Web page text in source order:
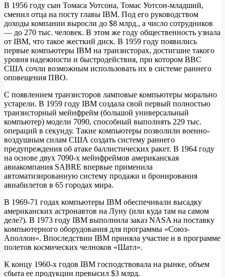
В 1956 году сын Томаса Уотсона, Томас Уотсон-младший,
сменил отца на посту главы IBM. Под его руководством
доходы компании выросли до $8 млрд., а число сотрудников
— до 270 тыс. человек. В этом же году общественность узнала
от IBM, что такое жесткий диск. В 1959 году появились
первые компьютеры IBM на транзисторах, достигшие такого
уровня надежности и быстродействия, при котором ВВС
США сочли возможным использовать их в системе раннего
оповещения ПВО.
С появлением транзисторов ламповые компьютеры морально
устарели. В 1959 году IBM создала свой первый полностью
транзисторный мейнфрейм (большой универсальный
компьютер) модели 7090, способный выполнять 229 тыс.
операций в секунду. Такие компьютеры позволили военно-
воздушным силам США создать систему раннего
предупреждения об атаке баллистических ракет. В 1964 году
на основе двух 7090-х мейнфреймов американская
авиакомпания SABRE впервые применила
автоматизированную систему продажи и бронирования
авиабилетов в 65 городах мира.
В 1969-71 годах компьютеры IBM обеспечивали высадку
американских астронавтов на Луну (или куда там на самом
деле?). В 1973 году IBM выполнила заказ NASA на поставку
компьютерного оборудования для программы «Союз-
Аполлон». Впоследствии IBM приняла участие и в программе
полетов космических челноков «Шатл».
К концу 1960-х годов IBM господствовала на рынке, объем
сбыта ее продукции превысил $3 млрд.